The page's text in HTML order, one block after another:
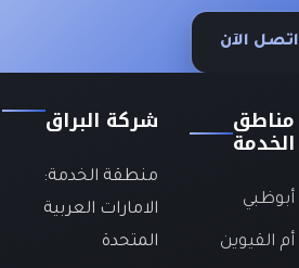
اتصل الآن
مناطق
الخدمة
أبوظبي
أم القيوين
شركة البراق
منطقة الخدمة:
الامارات العربية
المتحدة